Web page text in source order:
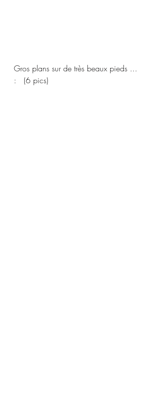
Gros plans sur de très beaux pieds ...
:   (6 pics)